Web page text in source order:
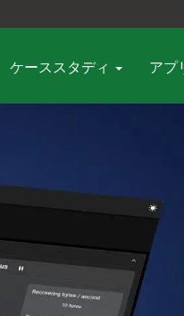
ケーススタディ アプ